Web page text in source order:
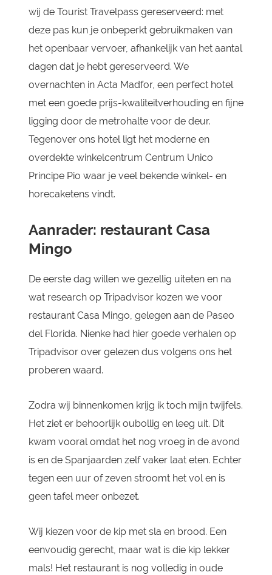
wij de Tourist Travelpass gereserveerd: met
deze pas kun je onbeperkt gebruikmaken van
het openbaar vervoer, afhankelijk van het aantal
dagen dat je hebt gereserveerd. We
overnachten in Acta Madfor, een perfect hotel
met een goede prijs-kwaliteitverhouding en fijne
ligging door de metrohalte voor de deur.
Tegenover ons hotel ligt het moderne en
overdekte winkelcentrum Centrum Unico
Principe Pio waar je veel bekende winkel- en
horecaketens vindt.
Aanrader: restaurant Casa
Mingo
De eerste dag willen we gezellig uiteten en na
wat research op Tripadvisor kozen we voor
restaurant Casa Mingo, gelegen aan de Paseo
del Florida. Nienke had hier goede verhalen op
Tripadvisor over gelezen dus volgens ons het
proberen waard.
Zodra wij binnenkomen krijg ik toch mijn twijfels.
Het ziet er behoorlijk oubollig en leeg uit. Dit
kwam vooral omdat het nog vroeg in de avond
is en de Spanjaarden zelf vaker laat eten. Echter
tegen een uur of zeven stroomt het vol en is
geen tafel meer onbezet.
Wij kiezen voor de kip met sla en brood. Een
eenvoudig gerecht, maar wat is die kip lekker
mals! Het restaurant is nog volledig in oude